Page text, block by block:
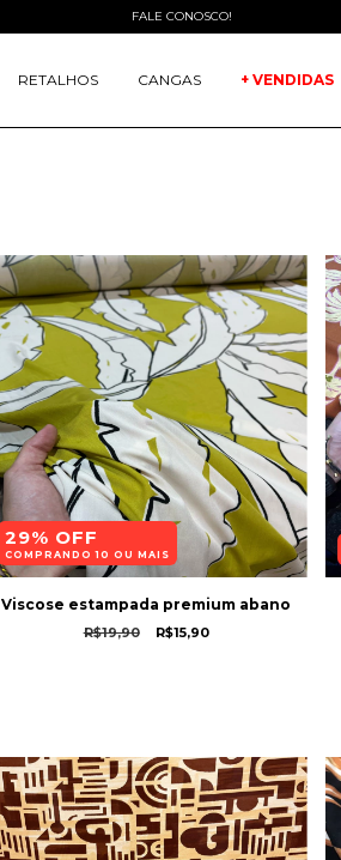
FALE CONOSCO!
RETALHOS CANGAS + VENDIDAS
29% OFF
COMPRANDO 10 OU MAIS
Viscose estampada premium abano
R$19,90 R$15,90